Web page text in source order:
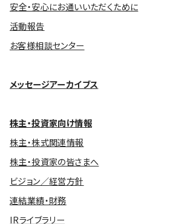
安全・安心にお通いいただくために
活動報告
お客様相談センター
メッセージアーカイブス
株主・投資家向け情報
株主・株式関連情報
株主・投資家の皆さまへ
ビジョン／経営方針
連結業績・財務
IRライブラリー